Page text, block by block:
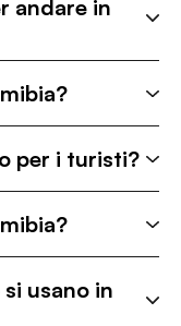
andare in
per i turisti?
usano in